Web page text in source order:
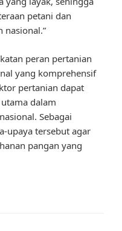
petani dan
nasional.”
peran pertanian
yang komprehensif
pertanian dapat
dalam
Sebagai
upaya tersebut agar
pangan yang